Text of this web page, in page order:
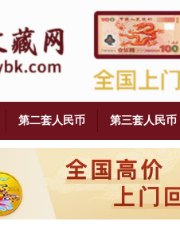
第二套人民币 第三套人民币